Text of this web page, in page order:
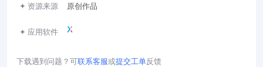
✦ 资源来源 原创作品
✦ 应用软件
下载遇到问题？可联系客服或提交工单反馈